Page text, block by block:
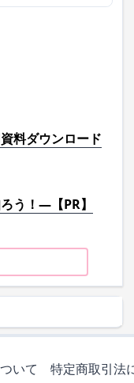
料ダウンロード
う！―【PR】
いて 特定商取引法